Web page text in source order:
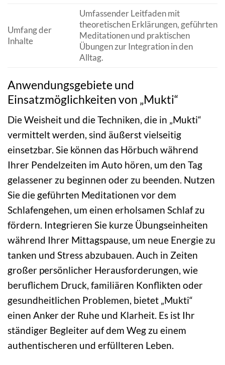
Umfang der
Inhalte
Umfassender Leitfaden mit
theoretischen Erklärungen, geführten
Meditationen und praktischen
Übungen zur Integration in den
Alltag.
Anwendungsgebiete und
Einsatzmöglichkeiten von „Mukti“
Die Weisheit und die Techniken, die in „Mukti“
vermittelt werden, sind äußerst vielseitig
einsetzbar. Sie können das Hörbuch während
Ihrer Pendelzeiten im Auto hören, um den Tag
gelassener zu beginnen oder zu beenden. Nutzen
Sie die geführten Meditationen vor dem
Schlafengehen, um einen erholsamen Schlaf zu
fördern. Integrieren Sie kurze Übungseinheiten
während Ihrer Mittagspause, um neue Energie zu
tanken und Stress abzubauen. Auch in Zeiten
großer persönlicher Herausforderungen, wie
beruflichem Druck, familiären Konflikten oder
gesundheitlichen Problemen, bietet „Mukti“
einen Anker der Ruhe und Klarheit. Es ist Ihr
ständiger Begleiter auf dem Weg zu einem
authentischeren und erfüllteren Leben.